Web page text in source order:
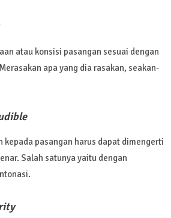
atau konsisi pasangan sesuai dengan
apa yang dia rasakan, seakan-
kepada pasangan harus dapat dimengerti
Salah satunya yaitu dengan